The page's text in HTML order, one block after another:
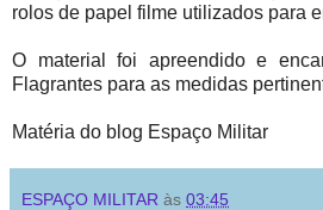
rolos de papel filme utilizados para
O material foi apreendido e
Flagrantes para as medidas
Matéria do blog Espaço Militar
ESPAÇO MILITAR às 03:45